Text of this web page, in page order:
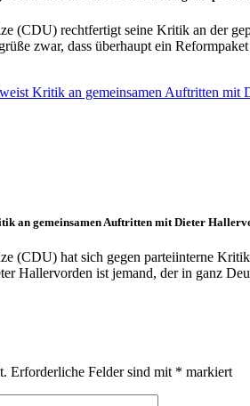
(CDU) rechtfertigt seine Kritik an der
zwar, dass überhaupt ein
an gemeinsamen Auftritten mit Dieter
(CDU) hat sich gegen parteiinterne
Hallervorden ist jemand, der in ganz
Erforderliche Felder sind mit * markiert